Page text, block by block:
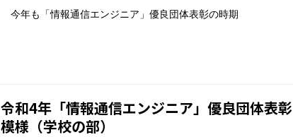
今年も「情報通信エンジニア」優良団体表彰の時期
令和4年「情報通信エンジニア」優良団体表彰
模様（学校の部）